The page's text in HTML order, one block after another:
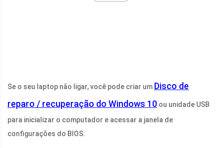
Se o seu laptop não ligar, você pode criar um Disco de
reparo / recuperação do Windows 10 ou unidade USB
para inicializar o computador e acessar a janela de
configurações do BIOS.